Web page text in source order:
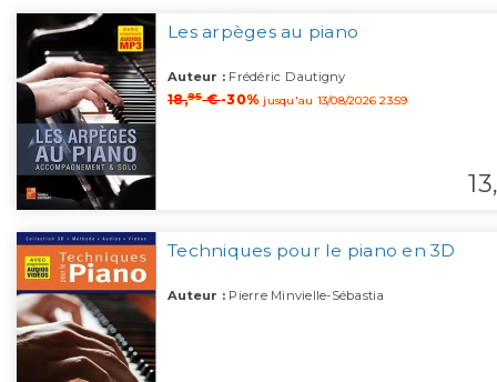
Les arpèges au piano
Auteur : Frédéric Dautigny
18,95€-30%jusqu'au 13/08/2026 23:59
13,
Techniques pour le piano en 3D
Auteur : Pierre Minvielle-Sébastia